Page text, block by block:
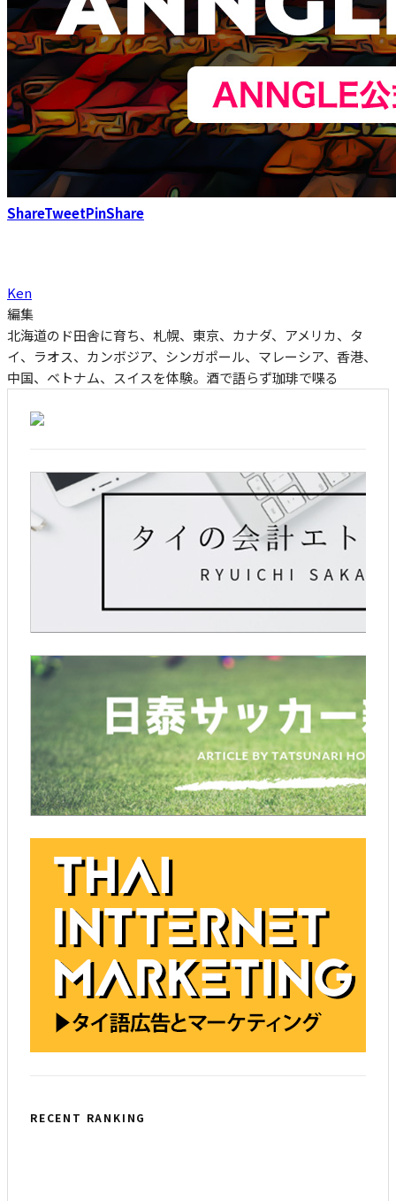
ShareTweetPinShare
Ken
編集
北海道のド田舎に育ち、札幌、東京、カナダ、アメリカ、タ
イ、ラオス、カンボジア、シンガポール、マレーシア、香港、
中国、ベトナム、スイスを体験。酒で語らず珈琲で喋る
RECENT RANKING